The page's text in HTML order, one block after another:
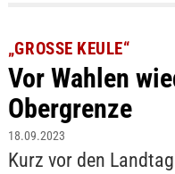
„GROSSE KEULE“
Vor Wahlen
Obergrenze
18.09.2023
Kurz vor den